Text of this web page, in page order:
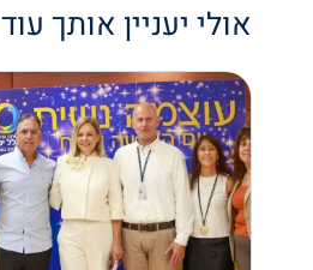
אולי יעניין אותך עוד